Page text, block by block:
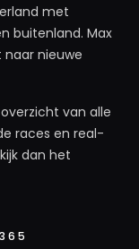
met
buitenland. Max
naar nieuwe
van alle
races en real-
dan het